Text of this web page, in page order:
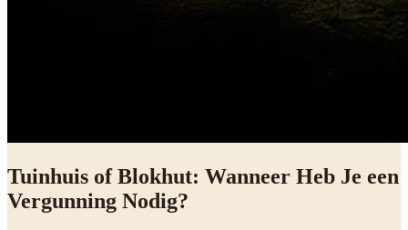
Tuinhuis of Blokhut: Wanneer Heb Je een
Vergunning Nodig?